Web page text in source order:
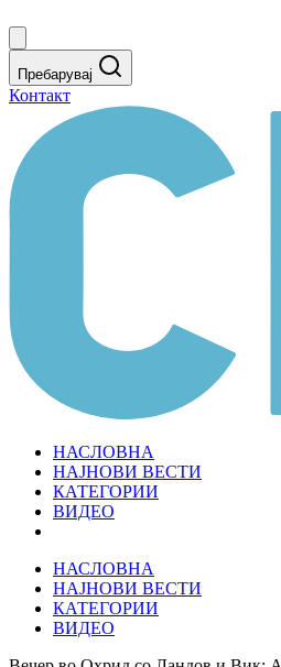
Пребарувај
Контакт
НАСЛОВНА
НАЈНОВИ ВЕСТИ
КАТЕГОРИИ
ВИДЕО
НАСЛОВНА
НАЈНОВИ ВЕСТИ
КАТЕГОРИИ
ВИДЕО